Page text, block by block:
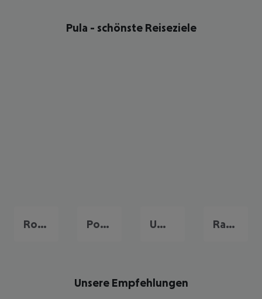
Pula - schönste Reiseziele
Rovinj Porec Umag Rabac
Unsere Empfehlungen